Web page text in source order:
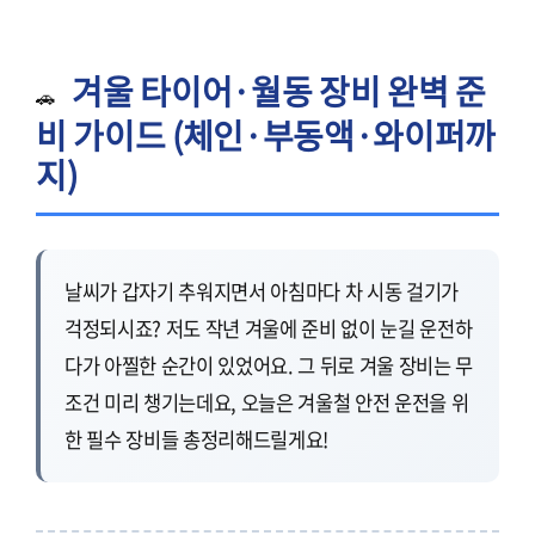
🚗
겨울 타이어·월동 장비 완벽 준
비 가이드 (체인·부동액·와이퍼까
지)
날씨가 갑자기 추워지면서 아침마다 차 시동 걸기가
걱정되시죠? 저도 작년 겨울에 준비 없이 눈길 운전하
다가 아찔한 순간이 있었어요. 그 뒤로 겨울 장비는 무
조건 미리 챙기는데요, 오늘은 겨울철 안전 운전을 위
한 필수 장비들 총정리해드릴게요!